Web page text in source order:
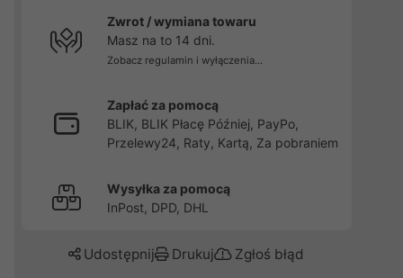
Zwrot / wymiana towaru
Masz na to 14 dni.
Zobacz regulamin i wyłączenia...
Zapłać za pomocą
BLIK, BLIK Płacę Później, PayPo,
Przelewy24, Raty, Kartą, Za pobraniem
Wysyłka za pomocą
InPost, DPD, DHL
Udostępnij Drukuj Zgłoś błąd